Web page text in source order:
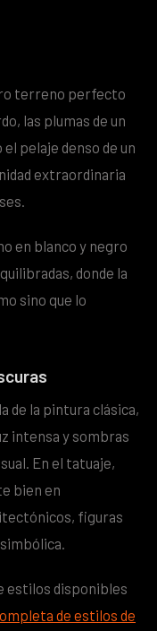
terreno perfecto
las plumas de un
pelaje denso de un
extraordinaria
en blanco y negro
donde la
sino que lo
de la pintura clásica,
intensa y sombras
En el tatuaje,
bien en
figuras
estilos disponibles
de estilos de